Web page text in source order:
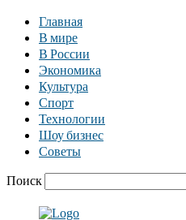
Главная
В мире
В России
Экономика
Культура
Спорт
Технологии
Шоу бизнес
Советы
Поиск